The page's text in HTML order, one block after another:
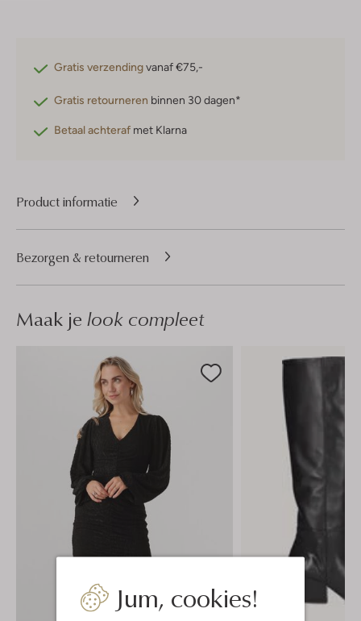
Jum, cookies!
Gratis verzendingvanaf €75,-
Gratis retourneren binnen 30 dagen*
Betaal achteraf met Klarna
Product informatie
Bezorgen & retourneren
Maak je look compleet